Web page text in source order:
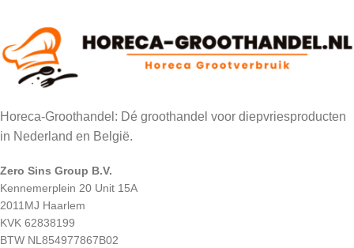
Horeca-Groothandel: Dé groothandel voor diepvriesproducten
in Nederland en België.
Zero Sins Group B.V.
Kennemerplein 20 Unit 15A
2011MJ Haarlem
KVK 62838199
BTW NL854977867B02